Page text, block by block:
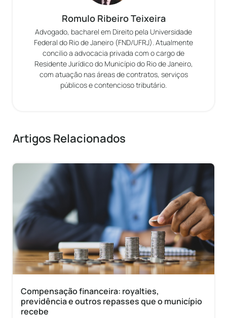
Romulo Ribeiro Teixeira
Advogado, bacharel em Direito pela Universidade
Federal do Rio de Janeiro (FND/UFRJ). Atualmente
concilio a advocacia privada com o cargo de
Residente Jurídico do Município do Rio de Janeiro,
com atuação nas áreas de contratos, serviços
públicos e contencioso tributário.
Artigos Relacionados
Compensação financeira: royalties,
previdência e outros repasses que o município
recebe